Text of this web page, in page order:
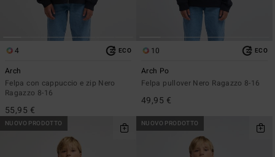
4 ECO
Arch
Felpa con cappuccio e zip Nero
Ragazzo 8-16
55,95 €
10 ECO
Arch Po
Felpa pullover Nero Ragazzo 8-16
49,95 €
NUOVO PRODOTTO NUOVO PRODOTTO